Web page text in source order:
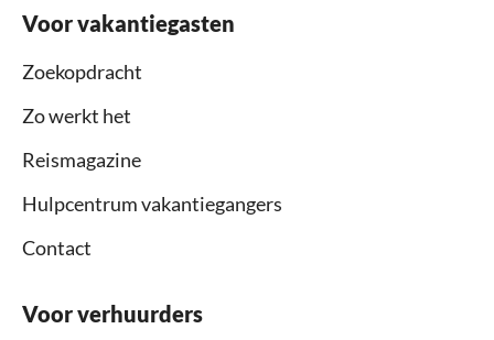
Voor vakantiegasten
Zoekopdracht
Zo werkt het
Reismagazine
Hulpcentrum vakantiegangers
Contact
Voor verhuurders